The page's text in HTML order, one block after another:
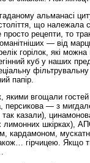
альманасі
що
рецепти, то
— від
горілок, які можна
куб у наших
папір.
якими вгощали
персикова — з
казали),
лимонних шкірках),
кардамоном,
гірчицею. Якщо